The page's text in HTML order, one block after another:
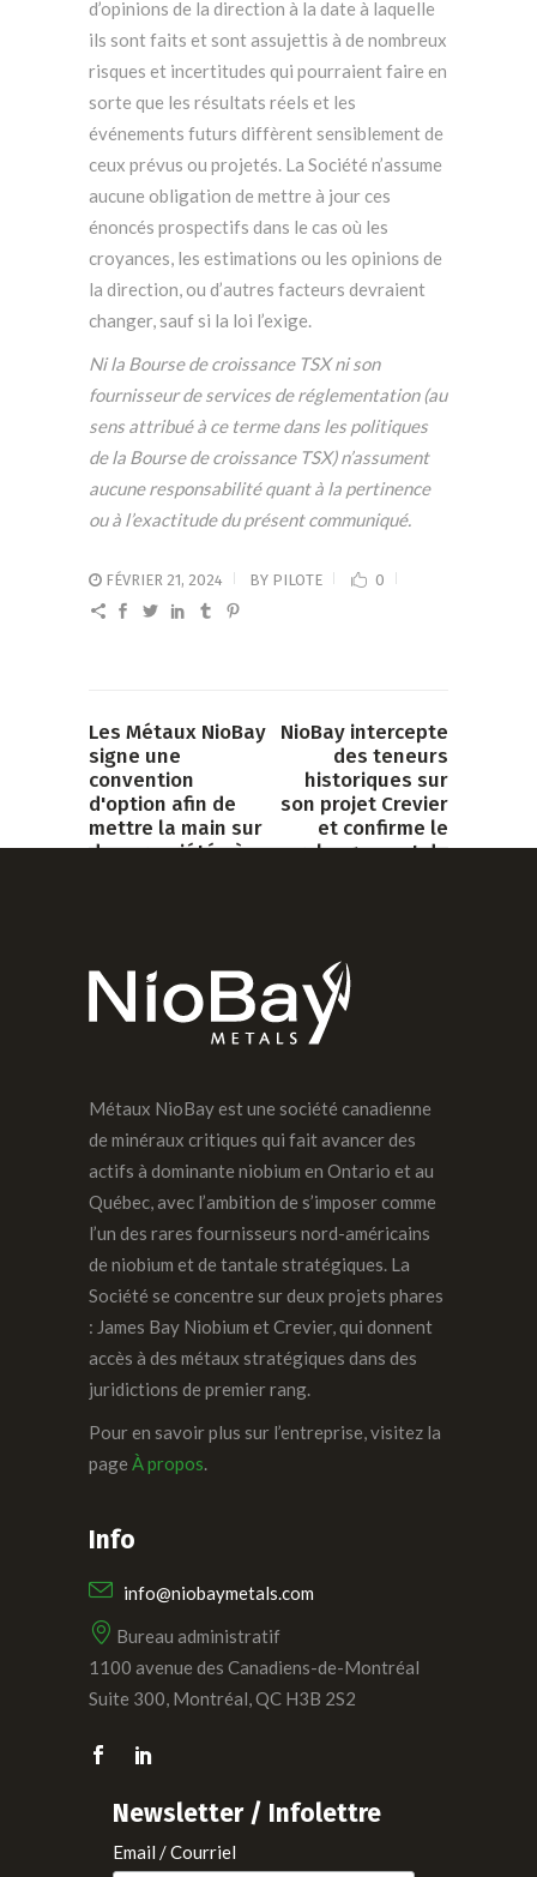
d’opinions de la direction à la date à laquelle
ils sont faits et sont assujettis à de nombreux
risques et incertitudes qui pourraient faire en
sorte que les résultats réels et les
événements futurs diffèrent sensiblement de
ceux prévus ou projetés. La Société n’assume
aucune obligation de mettre à jour ces
énoncés prospectifs dans le cas où les
croyances, les estimations ou les opinions de
la direction, ou d’autres facteurs devraient
changer, sauf si la loi l’exige.
Ni la Bourse de croissance TSX ni son
fournisseur de services de réglementation (au
sens attribué à ce terme dans les politiques
de la Bourse de croissance TSX) n’assument
aucune responsabilité quant à la pertinence
ou à l’exactitude du présent communiqué.
FÉVRIER 21, 2024 BY PILOTE 0
Les Métaux NioBay
signe une
convention
d'option afin de
mettre la main sur
des propriétés à
NioBay intercepte
des teneurs
historiques sur
son projet Crevier
et confirme le
prolongement de
Métaux NioBay est une société canadienne
de minéraux critiques qui fait avancer des
actifs à dominante niobium en Ontario et au
Québec, avec l’ambition de s’imposer comme
l’un des rares fournisseurs nord-américains
de niobium et de tantale stratégiques. La
Société se concentre sur deux projets phares
: James Bay Niobium et Crevier, qui donnent
accès à des métaux stratégiques dans des
juridictions de premier rang.
Pour en savoir plus sur l’entreprise, visitez la
page À propos.
Info
info@niobaymetals.com
Bureau administratif
1100 avenue des Canadiens-de-Montréal
Suite 300, Montréal, QC H3B 2S2
Newsletter / Infolettre
Email / Courriel